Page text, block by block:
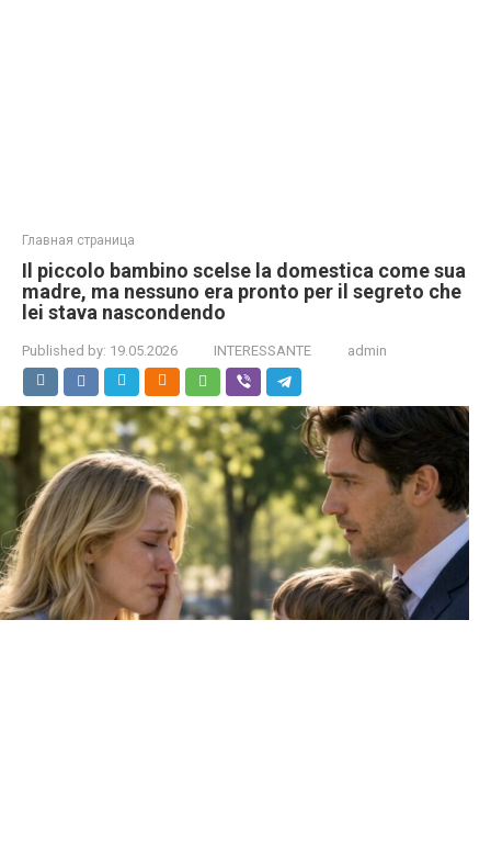
Главная страница
Il piccolo bambino scelse la domestica come sua
madre, ma nessuno era pronto per il segreto che
lei stava nascondendo
Published by: 19.05.2026 INTERESSANTE admin